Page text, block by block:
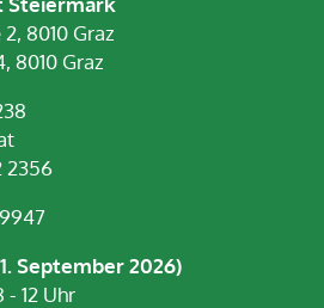
8010 Graz
8010 Graz
2356
September 2026)
12 Uhr